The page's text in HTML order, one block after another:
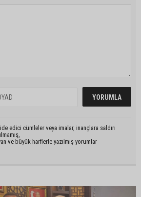
edici cümleler veya imalar, inançlara saldırı
ve büyük harflerle yazılmış yorumlar